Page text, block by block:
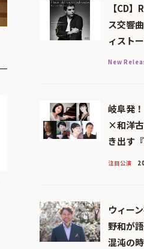
【CD
ス交響
ィスト
New
岐阜発
×和洋
き出す
注目公演
ウィー
野和が
混沌の